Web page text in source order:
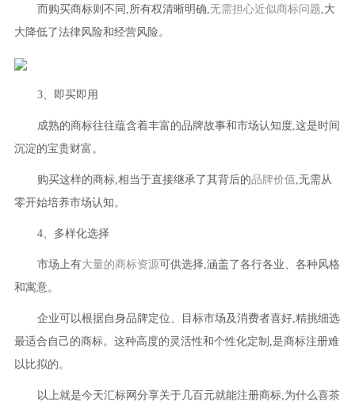
而购买商标则不同,所有权清晰明确, 无需担心近似商标问题 ,大
大降低了法律风险和经营风险。
3、即买即用
成熟的商标往往蕴含着丰富的品牌故事和市场认知度,这是时间
沉淀的宝贵财富。
购买这样的商标,相当于直接继承了其背后的品牌价值 ,无需从
零开始培养市场认知。
4、多样化选择
市场上有大量的商标资源可供选择,涵盖了各行各业、各种风格
和寓意。
企业可以根据自身品牌定位、目标市场及消费者喜好,精挑细选
最适合自己的商标。这种高度的灵活性和个性化定制,是商标注册难
以比拟的。
以上就是今天汇标网分享关于几百元就能注册商标,为什么喜茶